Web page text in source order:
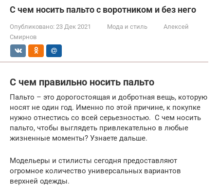
С чем носить пальто с воротником и без него
Опубликовано: 23 Дек 2021 Мода и стиль
Алексей
Смирнов
С чем правильно носить пальто
Пальто – это дорогостоящая и добротная вещь, которую
носят не один год. Именно по этой причине, к покупке
нужно отнестись со всей серьезностью. С чем носить
пальто, чтобы выглядеть привлекательно в любые
жизненные моменты? Узнаете дальше.
Модельеры и стилисты сегодня предоставляют
огромное количество универсальных вариантов
верхней одежды.